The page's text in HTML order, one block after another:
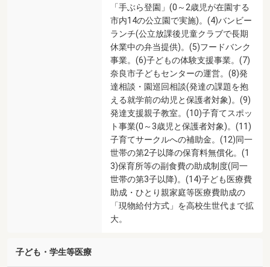
「手ぶら登園」(0～2歳児が在園する
市内14の公立園で実施)。(4)バンビー
ランチ(公立放課後児童クラブで長期
休業中の弁当提供)。(5)フードバンク
事業。(6)子どもの体験支援事業。(7)
奈良市子どもセンターの運営。(8)発
達相談・園巡回相談(発達の課題を抱
える就学前の幼児と保護者対象)。(9)
発達支援親子教室。(10)子育てスポッ
ト事業(0～3歳児と保護者対象)。(11)
子育てサークルへの補助金。(12)同一
世帯の第2子以降の保育料無償化。(1
3)保育所等の副食費の助成制度(同一
世帯の第3子以降)。(14)子ども医療費
助成・ひとり親家庭等医療費助成の
「現物給付方式」を高校生世代まで拡
大。
子ども・学生等医療